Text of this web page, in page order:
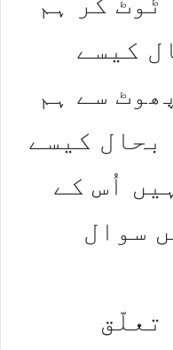
کیسے
سے ہم
بحال کیسے
اُس کے
سوال
تعلّق